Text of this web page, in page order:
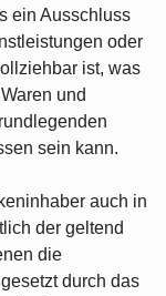
ein Ausschluss
oder
ist, was
und
sein kann.
auch in
der geltend
die
durch das